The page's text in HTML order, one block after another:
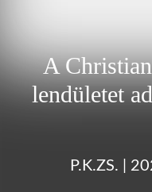
A
lendületet
P.K.ZS.